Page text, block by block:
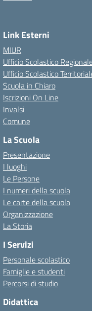
Link Esterni
MIUR
Ufficio Scolastico
Ufficio Scolastico
Scuola in Chiaro
Iscrizioni On Line
Invalsi
Comune
La Scuola
Presentazione
I luoghi
Le Persone
I numeri della scuola
Le carte della scuola
Organizzazione
La Storia
I Servizi
Personale scolastico
Famiglie e studenti
Percorsi di studio
Didattica